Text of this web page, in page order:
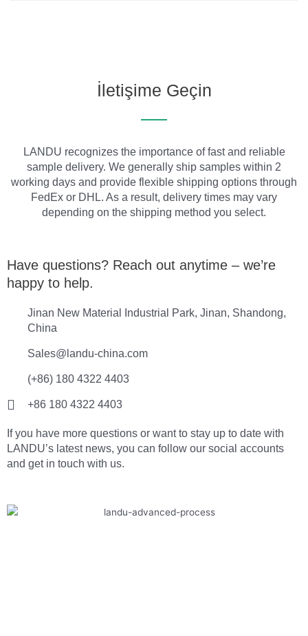
İletişime Geçin
LANDU recognizes the importance of fast and reliable
sample delivery. We generally ship samples within 2
working days and provide flexible shipping options through
FedEx or DHL. As a result, delivery times may vary
depending on the shipping method you select.
Have questions? Reach out anytime – we’re
happy to help.
Jinan New Material Industrial Park, Jinan, Shandong,
China
Sales@landu-china.com
(+86) 180 4322 4403
+86 180 4322 4403
If you have more questions or want to stay up to date with
LANDU’s latest news, you can follow our social accounts
and get in touch with us.